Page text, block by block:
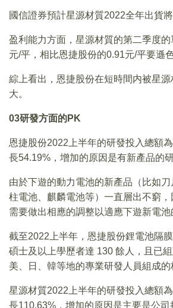
國信證券預計星源材質2022全年出貨將
盈利能力方面，星源材質的第二季度
元/平，相比恩捷股份的0.91元/平要遜色
綜上看出，恩捷股份在短時間内被星
大。
03研發方面的PK
恩捷股份2022上半年的研發投入總額
長54.19%，增加的原因是有新產品的研
由於下遊的動力電池的新產品（比如
柱電池、麒麟電池等）一直層出不窮
需要做出相應的調整以適應下遊新電池
截至2022上半年，恩捷股份鋰電池隔
碩士及以上學歷者達 130 餘人，且已
美、日、韓等地的專業研發人員組成的
星源材質2022上半年的研發投入總額
長110.63%，增加的原因是主要是公